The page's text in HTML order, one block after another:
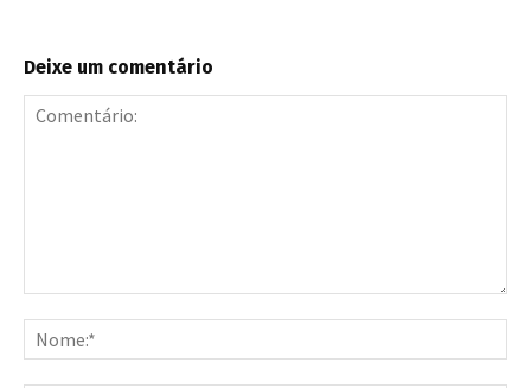
Deixe um comentário